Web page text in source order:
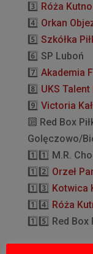
3️⃣ Róża
4️⃣ Orkan
5️⃣ Szkółka
6️⃣ ️ SP Luboń
7️⃣ Akademia
8️⃣ UKS
9️⃣ Victoria
🔟 Red Box
Golęczowo/
1️⃣ 1️⃣ M.R.
1️⃣ 2️⃣ Orzeł
1️⃣ 3️⃣ Kotwica
1️⃣ 4️⃣ Róża
1️⃣ 5️⃣ Red